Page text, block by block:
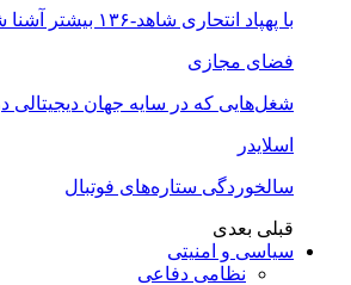
با پهپاد انتحاری شاهد-۱۳۶ بیشتر آشنا شوید
فضای مجازی
شغل‌‌هایی که در سایه جهان دیجیتالی
اسلایدر
سالخوردگی ستاره‌های فوتبال
قبلی بعدی
سیاسی و امنیتی
نظامی دفاعی